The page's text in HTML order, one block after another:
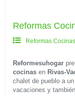
Reformas
Reformas
Reformesuhogar
cocinas en Rivas-
chalet de pueblo a
vacaciones y